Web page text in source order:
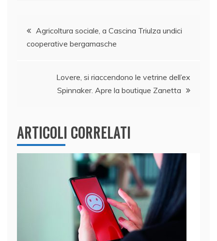
b
o
dI
n
A
p
vi
Navigazione
articoli
Agricoltura sociale, a Cascina Triulza undici
cooperative bergamasche
Lovere, si riaccendono le vetrine dell’ex
Spinnaker. Apre la boutique Zanetta
ARTICOLI CORRELATI